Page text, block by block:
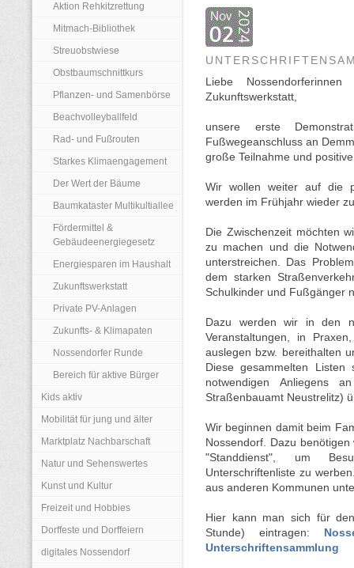
Aktion Rehkitzrettung
Mitmach-Bibliothek
Streuobstwiese
Obstbaumschnittkurs
Pflanzen- und Samenbörse
Beachvolleyballfeld
Rad- und Fußrouten
Starkes Klimaengagement
Der Wert der Bäume
Baumkataster Multikultiallee
Fördermittel &
Gebäudeenergiegesetz
Energiesparen im Haushalt
Zukunftswerkstatt
Private PV-Anlagen
Zukunfts- & Klimapaten
Nossendorfer Runde
Bereich für aktive Bürger
Kids aktiv
Mobilität für jung und älter
Marktplatz Nachbarschaft
Natur und Sehenswertes
Kunst und Kultur
Freizeit und Hobbies
Dorffeste und Dorffeiern
digitales Nossendorf
Liebe
Zukunftswerkstatt,
unsere erste
Fußwegeanschluss an
große Teilnahme und
Wir wollen weiter auf die
werden im Frühjahr wieder
Die Zwischenzeit möchten
zu machen und die
unterstreichen. Das
dem starken
Schulkinder und Fußgänger
Dazu werden wir in den
Veranstaltungen, in
auslegen bzw. bereithalten
Diese gesammelten
notwendigen Anliegens
Straßenbauamt Neustrelitz)
Wir beginnen damit beim
Nossendorf. Dazu
"Standdienst", um
Unterschriftenliste zu
aus anderen Kommunen
Hier kann man sich für
Stunde) eintragen:
Unterschriftensammlung